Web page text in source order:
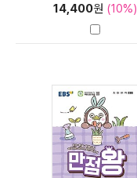
14,400원 (10%)